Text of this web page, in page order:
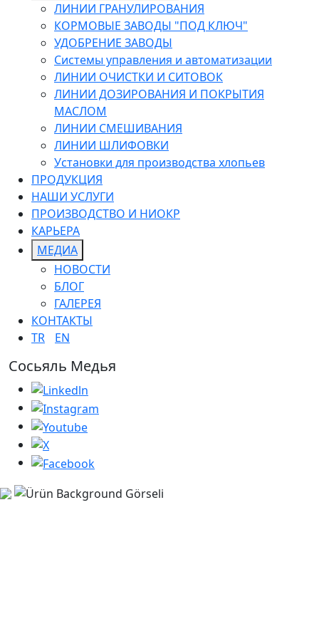
ЛИНИИ ГРАНУЛИРОВАНИЯ
КОРМОВЫЕ ЗАВОДЫ "ПОД КЛЮЧ"
УДОБРЕНИЕ ЗАВОДЫ
Системы управления и автоматизации
ЛИНИИ ОЧИСТКИ И СИТОВОК
ЛИНИИ ДОЗИРОВАНИЯ И ПОКРЫТИЯ
МАСЛОМ
ЛИНИИ СМЕШИВАНИЯ
ЛИНИИ ШЛИФОВКИ
Установки для производства хлопьев
ПРОДУКЦИЯ
НАШИ УСЛУГИ
ПРОИЗВОДСТВО И НИОКР
КАРЬЕРА
МЕДИА
НОВОСТИ
БЛОГ
ГАЛЕРЕЯ
КОНТАКТЫ
TR
EN
Сосьяль Медья